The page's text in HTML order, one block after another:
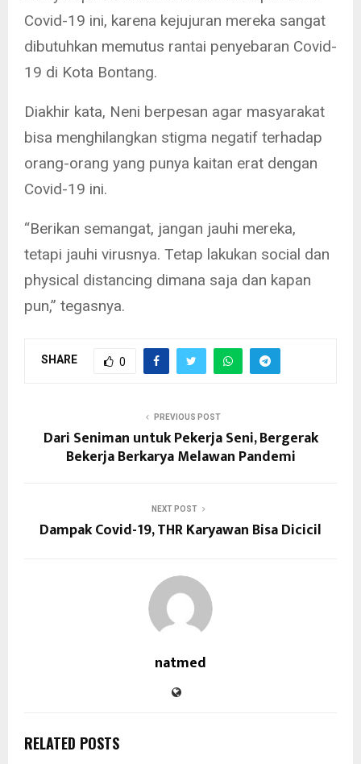
Covid-19 ini, karena kejujuran mereka sangat
dibutuhkan memutus rantai penyebaran Covid-
19 di Kota Bontang.
Diakhir kata, Neni berpesan agar masyarakat
bisa menghilangkan stigma negatif terhadap
orang-orang yang punya kaitan erat dengan
Covid-19 ini.
“Berikan semangat, jangan jauhi mereka,
tetapi jauhi virusnya. Tetap lakukan social dan
physical distancing dimana saja dan kapan
pun,” tegasnya.
SHARE 0
PREVIOUS POST
Dari Seniman untuk Pekerja Seni, Bergerak
Bekerja Berkarya Melawan Pandemi
NEXT POST
Dampak Covid-19, THR Karyawan Bisa Dicicil
natmed
RELATED POSTS